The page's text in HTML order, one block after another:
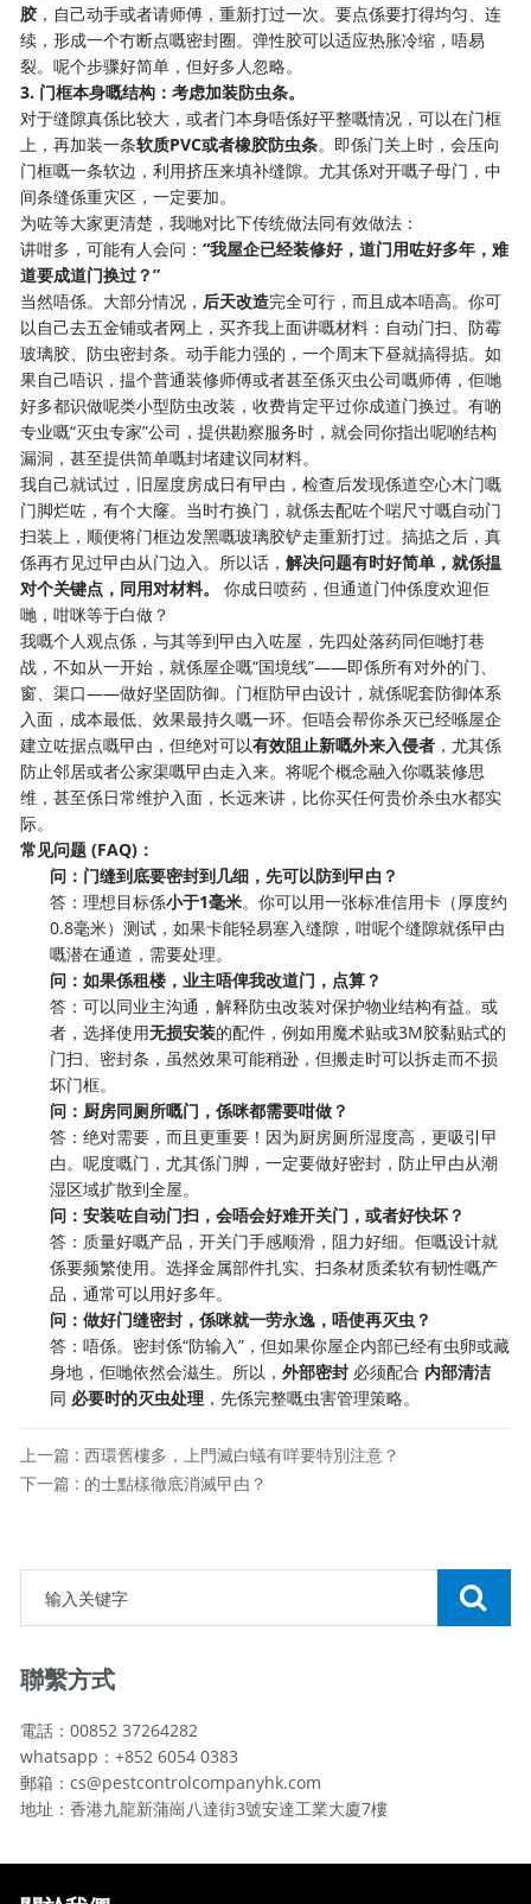
胶，自己动手或者请师傅，重新打过一次。要点係要打得均匀、连
续，形成一个冇断点嘅密封圈。弹性胶可以适应热胀冷缩，唔易
裂。呢个步骤好简单，但好多人忽略。
3. 门框本身嘅结构：考虑加装防虫条。
对于缝隙真係比较大，或者门本身唔係好平整嘅情况，可以在门框
上，再加装一条软质PVC或者橡胶防虫条。即係门关上时，会压向
门框嘅一条软边，利用挤压来填补缝隙。尤其係对开嘅子母门，中
间条缝係重灾区，一定要加。
为咗等大家更清楚，我哋对比下传统做法同有效做法：
讲咁多，可能有人会问：“我屋企已经装修好，道门用咗好多年，难
道要成道门换过？”
当然唔係。大部分情况， 后天改造完全可行，而且成本唔高。你可
以自己去五金铺或者网上，买齐我上面讲嘅材料：自动门扫、防霉
玻璃胶、防虫密封条。动手能力强的，一个周末下昼就搞得掂。如
果自己唔识，揾个普通装修师傅或者甚至係灭虫公司嘅师傅，佢哋
好多都识做呢类小型防虫改装，收费肯定平过你成道门换过。有啲
专业嘅“灭虫专家”公司，提供勘察服务时，就会同你指出呢啲结构
漏洞，甚至提供简单嘅封堵建议同材料。
我自己就试过，旧屋度房成日有曱甴，检查后发现係道空心木门嘅
门脚烂咗，有个大窿。当时冇换门，就係去配咗个啱尺寸嘅自动门
扫装上，顺便将门框边发黑嘅玻璃胶铲走重新打过。搞掂之后，真
係再冇见过曱甴从门边入。所以话，解决问题有时好简单，就係揾
对个关键点，同用对材料。
​ 你成日喷药，但通道门仲係度欢迎佢
哋，咁咪等于白做？
我嘅个人观点係，与其等到曱甴入咗屋，先四处落药同佢哋打巷
战，不如从一开始，就係屋企嘅“国境线”——即係所有对外的门、
窗、渠口——做好坚固防御。门框防曱甴设计，就係呢套防御体系
入面，成本最低、效果最持久嘅一环。佢唔会帮你杀灭已经喺屋企
建立咗据点嘅曱甴，但绝对可以有效阻止新嘅外来入侵者 ，尤其係
防止邻居或者公家渠嘅曱甴走入来。将呢个概念融入你嘅装修思
维，甚至係日常维护入面，长远来讲，比你买任何贵价杀虫水都实
际。
常见问题 (FAQ)：
问：门缝到底要密封到几细，先可以防到曱甴？
答：理想目标係小于1毫米。你可以用一张标准信用卡（厚度约
0.8毫米）测试，如果卡能轻易塞入缝隙，咁呢个缝隙就係曱甴
嘅潜在通道，需要处理。
问：如果係租楼，业主唔俾我改道门，点算？
答：可以同业主沟通，解释防虫改装对保护物业结构有益。或
者，选择使用无损安装的配件，例如用魔术贴或3M胶黏贴式的
门扫、密封条，虽然效果可能稍逊，但搬走时可以拆走而不损
坏门框。
问：厨房同厕所嘅门，係咪都需要咁做？
答：绝对需要，而且更重要！因为厨房厕所湿度高，更吸引曱
甴。呢度嘅门，尤其係门脚，一定要做好密封，防止曱甴从潮
湿区域扩散到全屋。
问：安装咗自动门扫，会唔会好难开关门，或者好快坏？
答：质量好嘅产品，开关门手感顺滑，阻力好细。佢嘅设计就
係要频繁使用。选择金属部件扎实、扫条材质柔软有韧性嘅产
品，通常可以用好多年。
问：做好门缝密封，係咪就一劳永逸，唔使再灭虫？
答：唔係。密封係“防输入”，但如果你屋企内部已经有虫卵或藏
身地，佢哋依然会滋生。所以，外部密封 ​ 必须配合 内部清洁
同 必要时的灭虫处理 ，先係完整嘅虫害管理策略。
上一篇 : 西環舊樓多，上門滅白蟻有咩要特別注意？
下一篇 : 的士點樣徹底消滅曱甴？
聯繫方式
電話：00852 37264282
whatsapp：+852 6054 0383
郵箱：cs@pestcontrolcompanyhk.com
地址：香港九龍新蒲崗八達街3號安達工業大廈7樓